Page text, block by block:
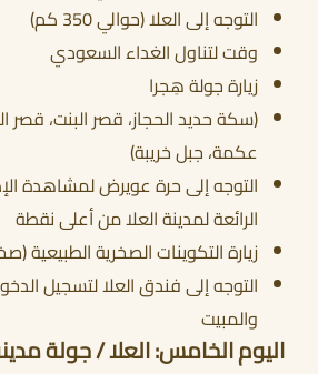
التوجه إلى العلا (حوالي 350 كم)
وقت لتناول الغداء السعودي
زيارة جولة هِجرا
(سكة حديد الحجاز، قصر البنت، قصر
عكمة، جبل خريبة)
التوجه إلى حرة عويرض لمشاهدة
الرائعة لمدينة العلا من أعلى نقطة
زيارة التكوينات الصخرية الطبيعية
التوجه إلى فندق العلا لتسجيل
والمبيت
اليوم الخامس: العلا / جولة